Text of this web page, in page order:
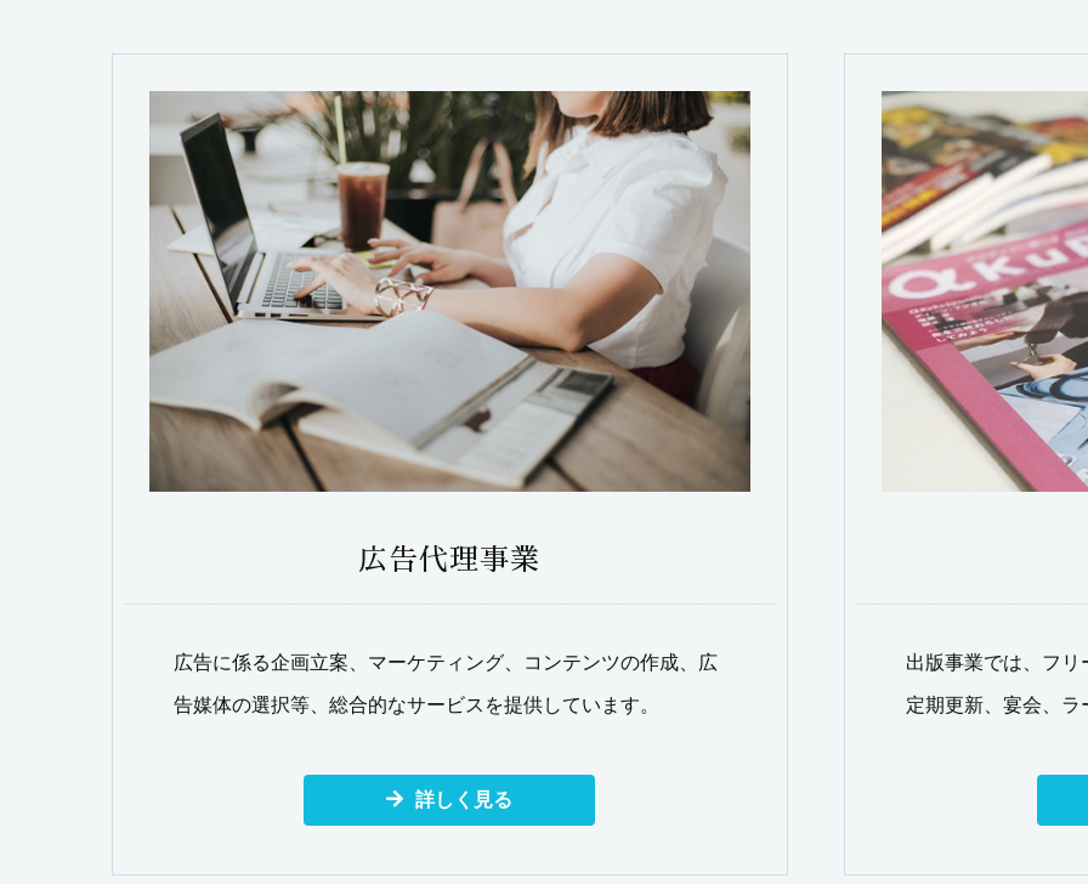
広告代理事業
広告に係る企画立案、マーケティング、コンテンツの作成、広
告媒体の選択等、総合的なサービスを提供しています。
詳しく見る
出版事業では、フ
定期更新、宴会、